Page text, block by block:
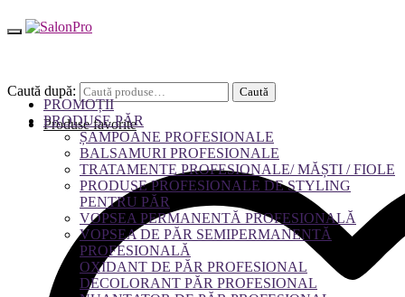
Caută după: Caută
Produse favorite
PROMOȚII
PRODUSE PĂR
ȘAMPOANE PROFESIONALE
BALSAMURI PROFESIONALE
TRATAMENTE PROFESIONALE/ MĂȘTI / FIOLE
PRODUSE PROFESIONALE DE STYLING
PENTRU PĂR
VOPSEA PERMANENTĂ PROFESIONALĂ
VOPSEA DE PĂR SEMIPERMANENTĂ
PROFESIONALĂ
OXIDANT DE PĂR PROFESIONAL
DECOLORANT PĂR PROFESIONAL